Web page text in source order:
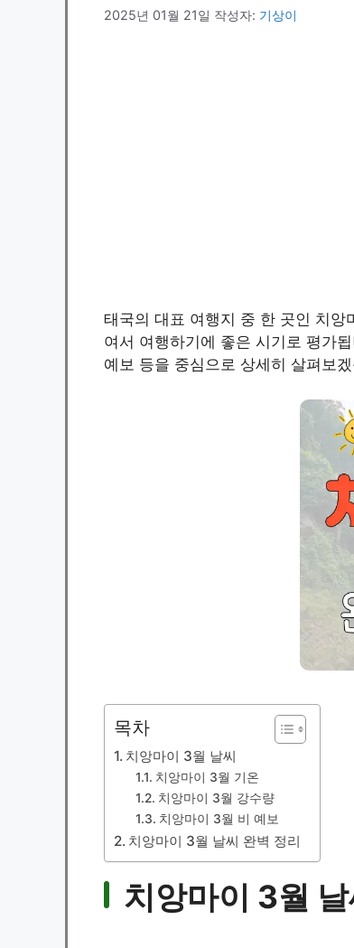
2025년 01월 21일 작성자: 기상이
태국의 대표 여행지 중 한 곳인 치
여서 여행하기에 좋은 시기로 평가
예보 등을 중심으로 상세히 살펴보
목차
치앙마이 3월 날씨
치앙마이 3월 기온
치앙마이 3월 강수량
치앙마이 3월 비 예보
치앙마이 3월 날씨 완벽 정리
치앙마이 3월 날